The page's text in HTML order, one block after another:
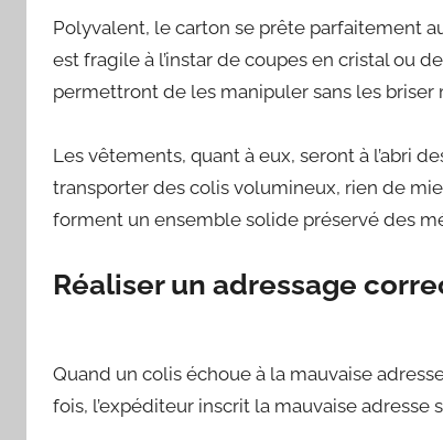
Polyvalent, le carton se prête parfaitement
est fragile à l’instar de coupes en cristal ou
permettront de les manipuler sans les
Les vêtements, quant à eux, seront à l’abri
transporter des colis volumineux, rien de
forment un ensemble solide préservé des
Réaliser un adressage
Quand un colis échoue à la mauvaise
fois, l’expéditeur inscrit la mauvaise adresse